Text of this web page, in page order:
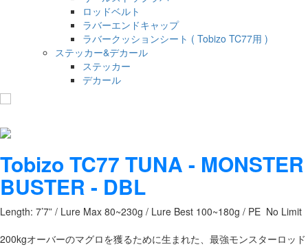
ロッドベルト
ラバーエンドキャップ
ラバークッションシート ( Tobizo TC77用 )
ステッカー&デカール
ステッカー
デカール
Tobizo TC77 TUNA - MONSTER
BUSTER - DBL
Length: 7’7” / Lure Max 80~230g / Lure Best 100~180g / PE No Limit
200kgオーバーのマグロを獲るために生まれた、最強モンスターロッド